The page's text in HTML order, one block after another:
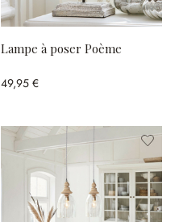
Lampe à poser Poème
49,95 €